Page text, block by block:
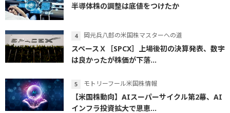
半導体株の調整は底値をつけたか
岡元兵八郎の米国株マスターへの道
スペースＸ［SPCX］上場後初の決算発表、数字
は良かったが株価が下落...
モトリーフール米国株情報
【米国株動向】AIスーパーサイクル第2幕、AI
インフラ投資拡大で恩恵...